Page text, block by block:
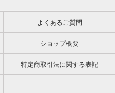
よくあるご質問
ショップ概要
特定商取引法に関する表記